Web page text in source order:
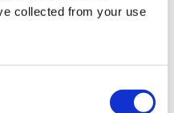
collected from your use